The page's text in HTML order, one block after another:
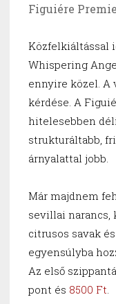
Figuiére
Közfelkiáltással
Whispering
ennyire közel. A
kérdése. A
hitelesebben
strukturáltabb,
árnyalattal jobb.
Már majdnem
sevillai narancs,
citrusos savak
egyensúlyba
Az első
pont és 8500 Ft